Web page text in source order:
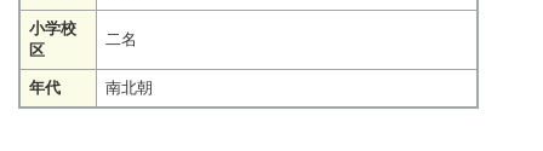
小学校
区
二名
年代 南北朝